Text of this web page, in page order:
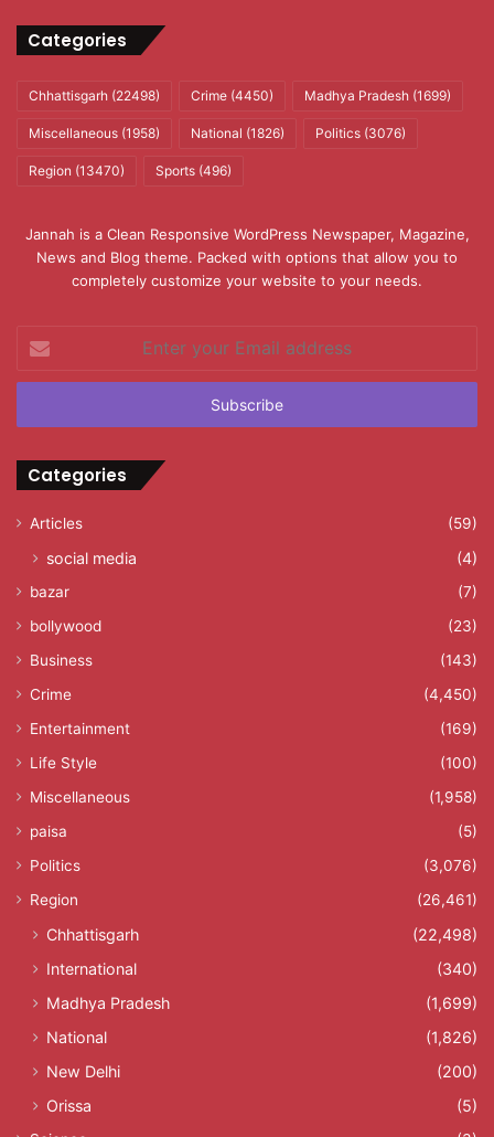
Categories
Chhattisgarh (22498) Crime (4450) Madhya Pradesh (1699)
Miscellaneous (1958) National (1826) Politics (3076)
Region (13470) Sports (496)
Jannah is a Clean Responsive WordPress Newspaper, Magazine,
News and Blog theme. Packed with options that allow you to
completely customize your website to your needs.
your
Email
Categories
Articles (59)
social media (4)
bazar
(7)
bollywood
(23)
Business
(143)
Crime
(4,450)
Entertainment
(169)
Life Style
(100)
Miscellaneous
(1,958)
paisa
(5)
Politics
(3,076)
Region
(26,461)
Chhattisgarh
(22,498)
International
(340)
Madhya Pradesh
(1,699)
National
(1,826)
New Delhi
(200)
Orissa
(5)